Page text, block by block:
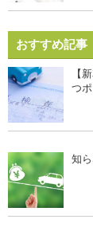
おすすめ記事
【
つ
知